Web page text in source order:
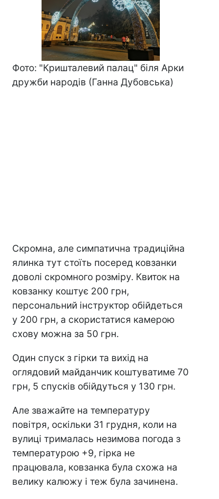
Фото: "Кришталевий палац" біля Арки
дружби народів (Ганна Дубовська)
Скромна, але симпатична традиційна
ялинка тут стоїть посеред ковзанки
доволі скромного розміру. Квиток на
ковзанку коштує 200 грн,
персональний інструктор обійдеться
у 200 грн, а скористатися камерою
схову можна за 50 грн.
Один спуск з гірки та вихід на
оглядовий майданчик коштуватиме 70
грн, 5 спусків обійдуться у 130 грн.
Але зважайте на температуру
повітря, оскільки 31 грудня, коли на
вулиці трималась незимова погода з
температурою +9, гірка не
працювала, ковзанка була схожа на
велику калюжу і теж була зачинена.